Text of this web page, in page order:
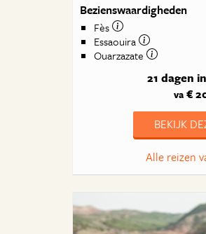
Bezienswaardigheden
Fès
Essaouira
Ouarzazate
21 dagen
va€
BEKIJK
Alle reizen